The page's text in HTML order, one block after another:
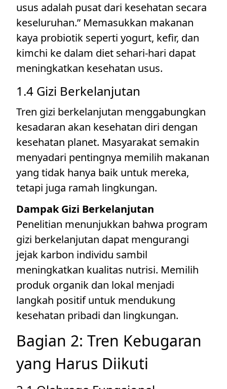
usus adalah pusat dari kesehatan secara
keseluruhan.” Memasukkan makanan
kaya probiotik seperti yogurt, kefir, dan
kimchi ke dalam diet sehari-hari dapat
meningkatkan kesehatan usus.
1.4 Gizi Berkelanjutan
Tren gizi berkelanjutan menggabungkan
kesadaran akan kesehatan diri dengan
kesehatan planet. Masyarakat semakin
menyadari pentingnya memilih makanan
yang tidak hanya baik untuk mereka,
tetapi juga ramah lingkungan.
Dampak Gizi Berkelanjutan
Penelitian menunjukkan bahwa program
gizi berkelanjutan dapat mengurangi
jejak karbon individu sambil
meningkatkan kualitas nutrisi. Memilih
produk organik dan lokal menjadi
langkah positif untuk mendukung
kesehatan pribadi dan lingkungan.
Bagian 2: Tren Kebugaran
yang Harus Diikuti